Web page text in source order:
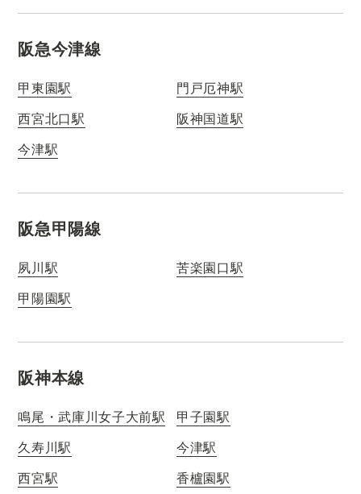
阪急今津線
甲東園駅
門戸厄神駅
西宮北口駅
阪神国道駅
今津駅
阪急甲陽線
夙川駅
苦楽園口駅
甲陽園駅
阪神本線
鳴尾・武庫川女子大前駅
甲子園駅
久寿川駅
今津駅
西宮駅
香櫨園駅